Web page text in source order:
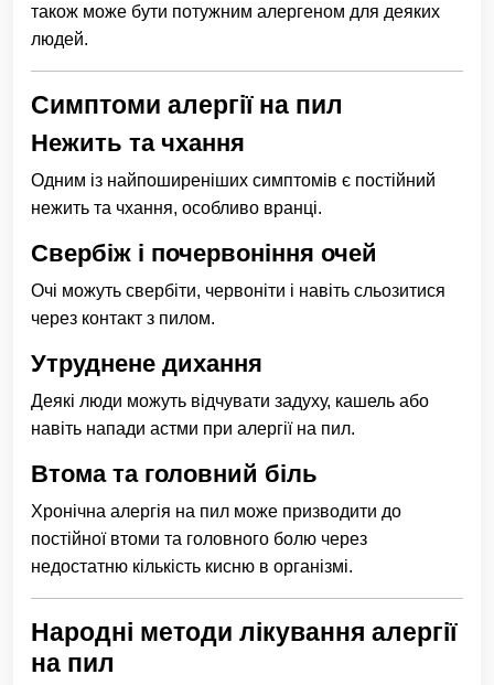
також може бути потужним алергеном для деяких
людей.
Симптоми алергії на пил
Нежить та чхання
Одним із найпоширеніших симптомів є постійний
нежить та чхання, особливо вранці.
Свербіж і почервоніння очей
Очі можуть свербіти, червоніти і навіть сльозитися
через контакт з пилом.
Утруднене дихання
Деякі люди можуть відчувати задуху, кашель або
навіть напади астми при алергії на пил.
Втома та головний біль
Хронічна алергія на пил може призводити до
постійної втоми та головного болю через
недостатню кількість кисню в організмі.
Народні методи лікування алергії
на пил